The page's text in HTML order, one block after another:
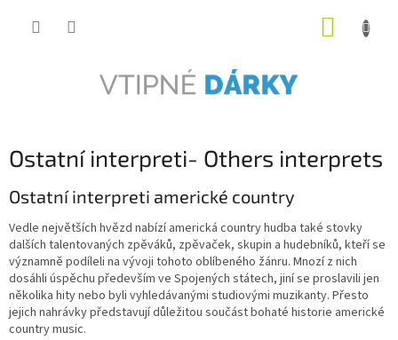
Ostatní interpreti- Others interprets
Ostatní interpreti americké country
Vedle největších hvězd nabízí americká country hudba také stovky
dalších talentovaných zpěváků, zpěvaček, skupin a hudebníků, kteří se
významně podíleli na vývoji tohoto oblíbeného žánru. Mnozí z nich
dosáhli úspěchu především ve Spojených státech, jiní se proslavili jen
několika hity nebo byli vyhledávanými studiovými muzikanty. Přesto
jejich nahrávky představují důležitou součást bohaté historie americké
country music.